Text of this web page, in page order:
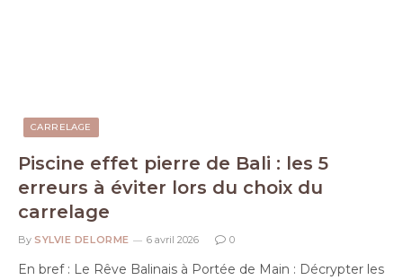
CARRELAGE
Piscine effet pierre de Bali : les 5
erreurs à éviter lors du choix du
carrelage
By SYLVIE DELORME 6 avril 2026 0
En bref : Le Rêve Balinais à Portée de Main : Décrypter les